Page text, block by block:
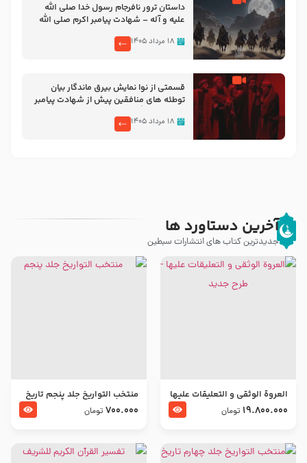
‌‌‌‌‌‌‌داستان ترور نافرجام رسول خدا صلی الله
علیه و آله – شهادت پیامبر اکرم صلی الله
۱۸ مرداد ۱۴۰۵
قسمتی از نوا نمایش بیرق ماندگار بیان
توطئه های منافقین پیش از شهادت پیامبر
۱۸ مرداد ۱۴۰۵
آخرین دستاورد ها
جدیدترین کتاب های انتشارات سبطین
العروة الوثقى و التعليقات عليها
– طرح جدید
19.800.000 تومان
منتخب التواریخ جلد پنجم تاریخ
امام جعفر صادق و امام موسی
700.000 تومان